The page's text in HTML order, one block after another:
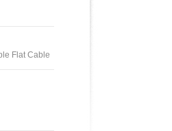
Flat Cable